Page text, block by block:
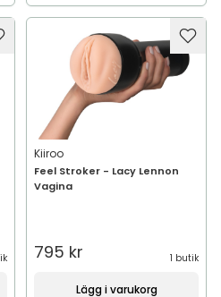
Kiiroo
Feel Stroker - Lacy Lennon
Vagina
795 kr 1 butik
Lägg i varukorg